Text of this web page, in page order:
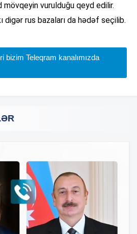
mövqeyin vurulduğu qeyd edilir.
digər rus bazaları da hədəf seçilib.
bizim Teleqram kanalımızda